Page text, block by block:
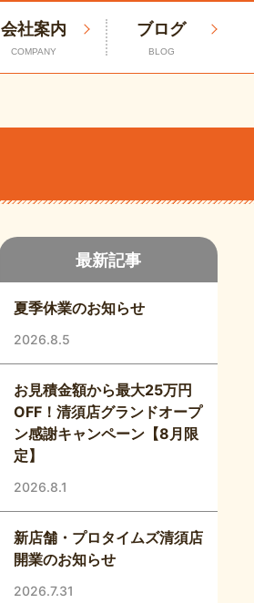
会社案内
COMPANY
ブログ
BLOG
最新記事
夏季休業のお知らせ
2026.8.5
お見積金額から最大25万円
OFF！清須店グランドオープ
ン感謝キャンペーン【8月限
定】
2026.8.1
新店舗・プロタイムズ清須店
開業のお知らせ
2026.7.31